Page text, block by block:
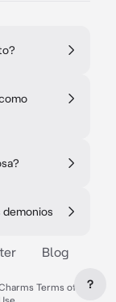
demonios
Blog
Terms of
?